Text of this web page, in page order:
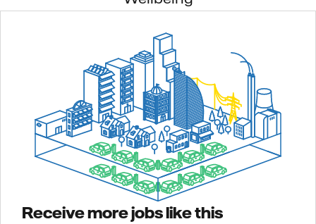
Receive more jobs like this